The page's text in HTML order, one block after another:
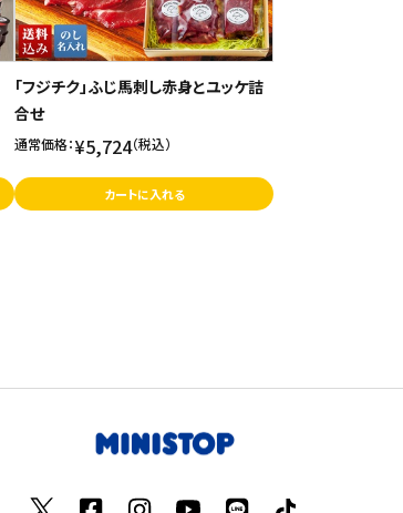
「フジチク」ふじ馬刺し赤身とユッケ詰
合せ
通常価格：¥5,724（税込）
カートに入れる